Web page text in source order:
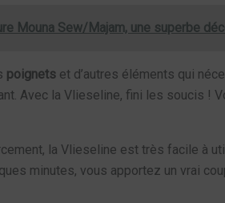
Mouna Sew/Majam, une superbe
poignets et d’autres éléments qui
Avec la Vlieseline, fini les soucis !
la Vlieseline est très facile à
minutes, vous apportez un vrai